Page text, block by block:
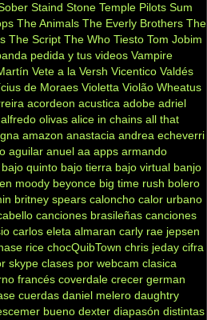
Staind Stone Temple Pilots Sum
The Animals The Everly Brothers The
The Script The Who Tiesto Tom Jobim
pedida y tus videos Vampire
Vete a la Versh Vicentico Valdés
de Moraes Violetta Violão Wheatus
acordeon acustica adobe adriel
alfredo olivas alice in chains all that
amazon anastacia andrea echeverri
aguilar anuel aa apps armando
bajo quinto bajo tierra bajo virtual banjo
moody beyonce big time rush bolero
britney spears caloncho calor urbano
canciones brasileñas canciones
carlos eleta almaran carly rae jepsen
rice chocQuibTown chris jeday cifra
skype clases por webcam clasica
francés coverdale crecer german
cuerdas daniel melero daughtry
bueno dexter diapasón distintas